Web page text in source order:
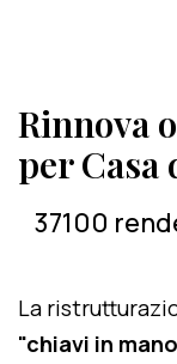
Rinnova
per
37100
La
"chiavi in